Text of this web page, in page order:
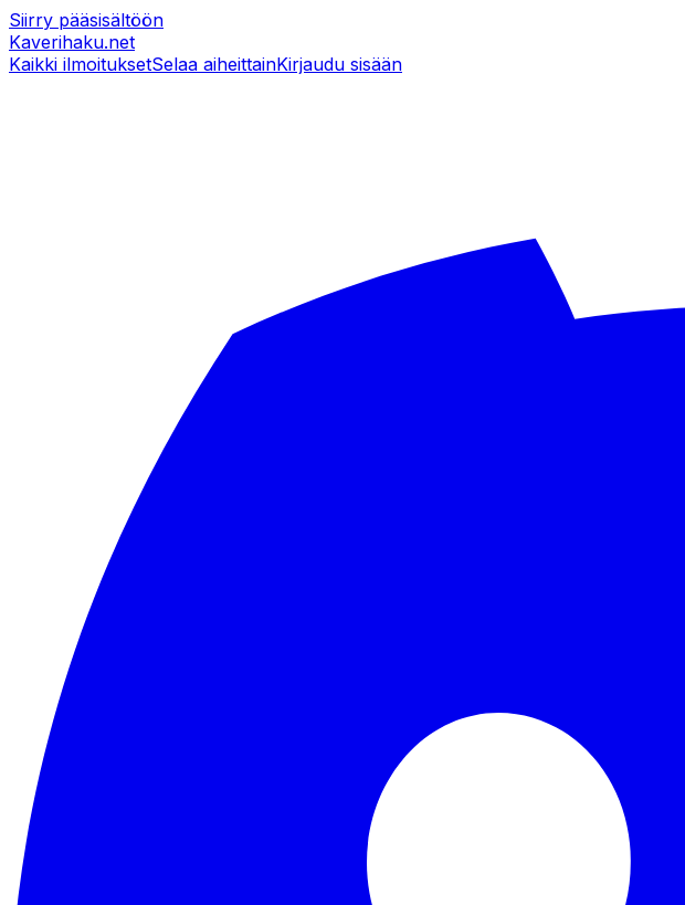
Siirry pääsisältöön
Kaverihaku.net
Kaikki ilmoituksetSelaa aiheittainKirjaudu sisään